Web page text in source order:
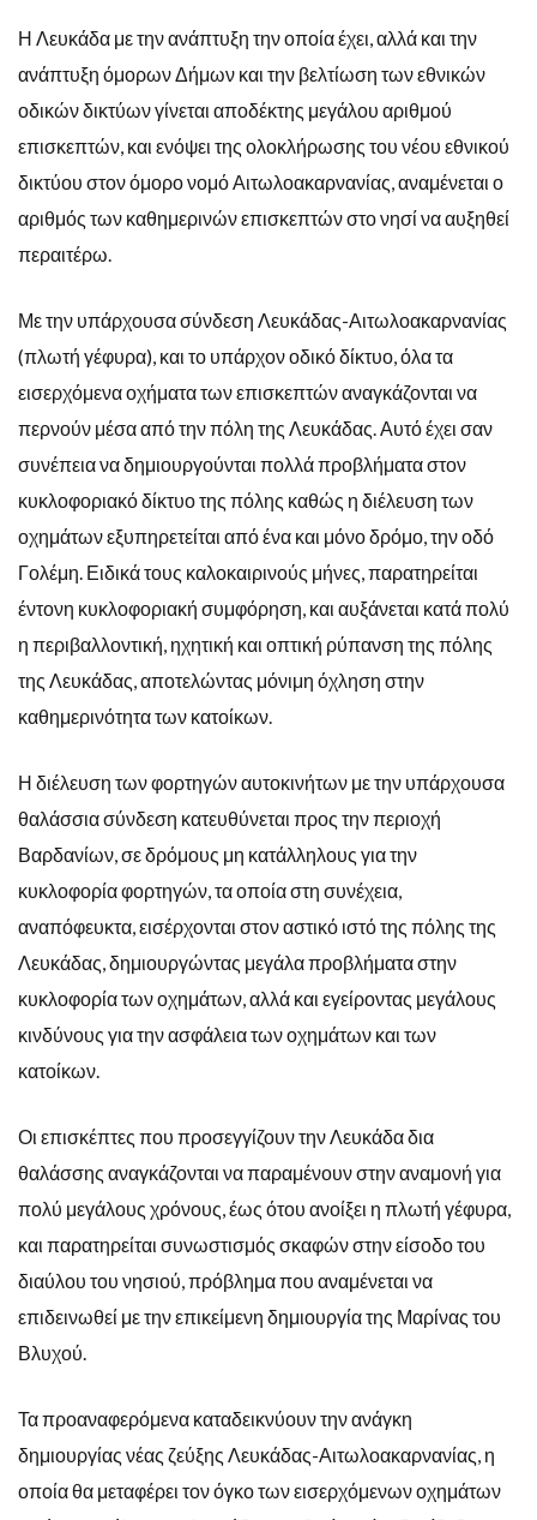
Η Λευκάδα με την ανάπτυξη την οποία έχει, αλλά και την
ανάπτυξη όμορων Δήμων και την βελτίωση των εθνικών
οδικών δικτύων γίνεται αποδέκτης μεγάλου αριθμού
επισκεπτών, και ενόψει της ολοκλήρωσης του νέου εθνικού
δικτύου στον όμορο νομό Αιτωλοακαρνανίας, αναμένεται ο
αριθμός των καθημερινών επισκεπτών στο νησί να αυξηθεί
περαιτέρω.
Με την υπάρχουσα σύνδεση Λευκάδας-Αιτωλοακαρνανίας
(πλωτή γέφυρα), και το υπάρχον οδικό δίκτυο, όλα τα
εισερχόμενα οχήματα των επισκεπτών αναγκάζονται να
περνούν μέσα από την πόλη της Λευκάδας. Αυτό έχει σαν
συνέπεια να δημιουργούνται πολλά προβλήματα στον
κυκλοφοριακό δίκτυο της πόλης καθώς η διέλευση των
οχημάτων εξυπηρετείται από ένα και μόνο δρόμο, την οδό
Γολέμη. Ειδικά τους καλοκαιρινούς μήνες, παρατηρείται
έντονη κυκλοφοριακή συμφόρηση, και αυξάνεται κατά πολύ
η περιβαλλοντική, ηχητική και οπτική ρύπανση της πόλης
της Λευκάδας, αποτελώντας μόνιμη όχληση στην
καθημερινότητα των κατοίκων.
Η διέλευση των φορτηγών αυτοκινήτων με την υπάρχουσα
θαλάσσια σύνδεση κατευθύνεται προς την περιοχή
Βαρδανίων, σε δρόμους μη κατάλληλους για την
κυκλοφορία φορτηγών, τα οποία στη συνέχεια,
αναπόφευκτα, εισέρχονται στον αστικό ιστό της πόλης της
Λευκάδας, δημιουργώντας μεγάλα προβλήματα στην
κυκλοφορία των οχημάτων, αλλά και εγείροντας μεγάλους
κινδύνους για την ασφάλεια των οχημάτων και των
κατοίκων.
Οι επισκέπτες που προσεγγίζουν την Λευκάδα δια
θαλάσσης αναγκάζονται να παραμένουν στην αναμονή για
πολύ μεγάλους χρόνους, έως ότου ανοίξει η πλωτή γέφυρα,
και παρατηρείται συνωστισμός σκαφών στην είσοδο του
διαύλου του νησιού, πρόβλημα που αναμένεται να
επιδεινωθεί με την επικείμενη δημιουργία της Μαρίνας του
Βλυχού.
Τα προαναφερόμενα καταδεικνύουν την ανάγκη
δημιουργίας νέας ζεύξης Λευκάδας-Αιτωλοακαρνανίας, η
οποία θα μεταφέρει τον όγκο των εισερχόμενων οχημάτων